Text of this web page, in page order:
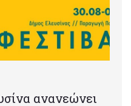
ανανεώνει